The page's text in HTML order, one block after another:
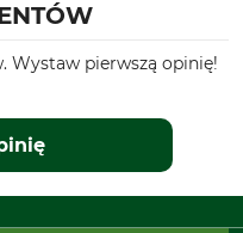
Wystaw pierwszą opinię!